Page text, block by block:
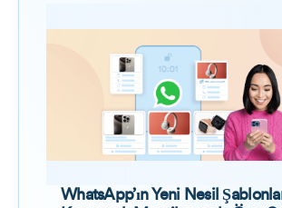
WhatsApp’ın Yeni Nesil